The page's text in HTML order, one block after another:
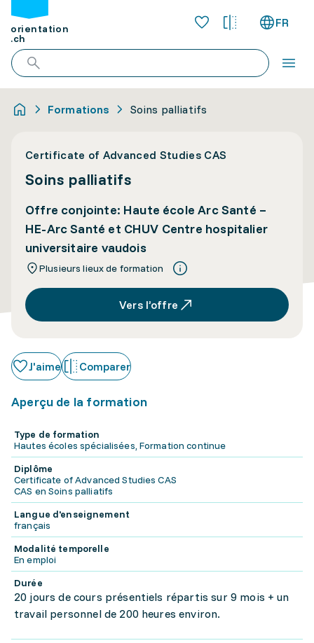
orientation
.ch
FR
Formations Soins palliatifs
Certificate of Advanced Studies CAS
Soins palliatifs
Offre conjointe: Haute école Arc Santé –
HE-Arc Santé et CHUV Centre hospitalier
universitaire vaudois
Plusieurs lieux de formation
Vers l’offre
J'aime Comparer
Aperçu de la formation
Type de formation
Hautes écoles spécialisées, Formation continue
Diplôme
Certificate of Advanced Studies CAS
CAS en Soins palliatifs
Langue d'enseignement
français
Modalité temporelle
En emploi
Durée
20 jours de cours présentiels répartis sur 9 mois + un
travail personnel de 200 heures environ.